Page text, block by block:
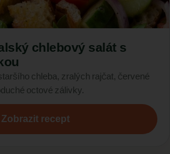
chlebový salát s
chleba, zralých rajčat, červené
octové zálivky.
Zobrazit recept